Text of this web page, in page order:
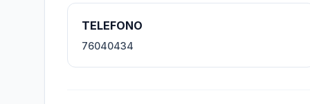
TELEFONO
76040434